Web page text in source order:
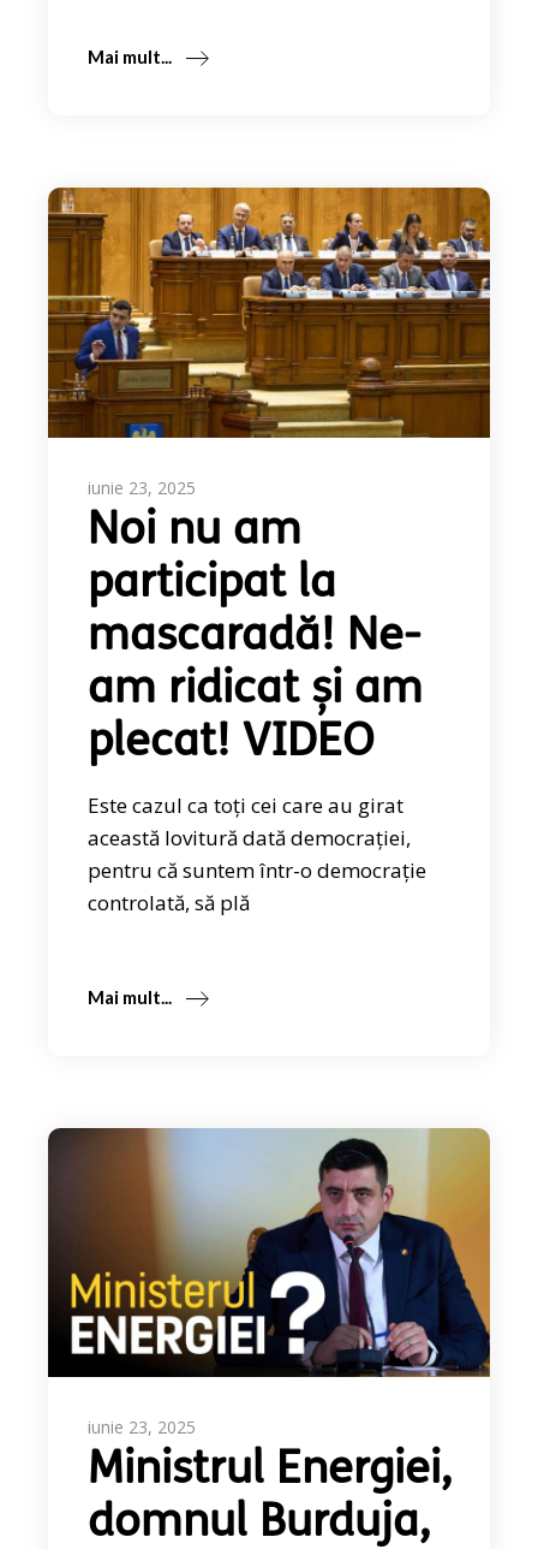
Mai mult...
iunie 23, 2025
Noi nu am
participat la
mascaradă! Ne-
am ridicat și am
plecat! VIDEO
Este cazul ca toți cei care au girat
această lovitură dată democrației,
pentru că suntem într-o democrație
controlată, să plă
Mai mult...
iunie 23, 2025
Ministrul Energiei,
domnul Burduja,